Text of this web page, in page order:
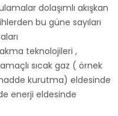
dolaşımlı akışkan
bu güne sayıları
teknolojileri ,
sıcak gaz ( örnek
kurutma) eldesinde
enerji eldesinde